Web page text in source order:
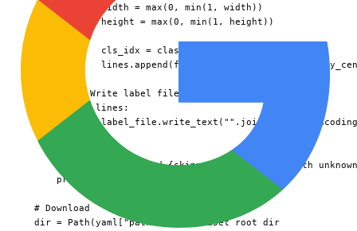
              width = max(0, min(1, width))
              height = max(0, min(1, height))
              cls_idx = class_to_idx[category]
lines.append(f"{cls_idx} {x_center:.6f}
          # Write label file
          if lines:
label_file.write_text("".join(lines),
      if skipped:
print(f"Skipped {skipped} annotations with
      print("Conversion complete!")
  # Download
  dir = Path(yaml["path"])  # dataset root dir